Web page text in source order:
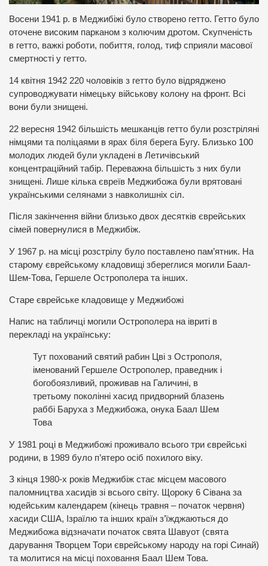
Восени 1941 р. в Меджибіжі було створено гетто. Гетто було
оточене високим парканом з колючим дротом. Скупченість
в гетто, важкі роботи, побиття, голод, тиф сприяли масової
смертності у гетто.
14 квітня 1942 220 чоловіків з гетто було відряджено
супроводжувати німецьку військову колону на фронт. Всі
вони були знищені.
22 вересня 1942 більшість мешканців гетто були розстріляні
німцями та поліцаями в ярах біля берега Бугу. Близько 100
молодих людей були укладені в Летичівський
концентраційний табір. Переважна більшість з них були
знищені. Лише кілька євреїв Меджибожа були врятовані
українськими селянами з навколишніх сіл.
Після закінчення війни близько двох десятків єврейських
сімей повернулися в Меджибіж.
У 1967 р. на місці розстрілу було поставлено пам’ятник. На
старому єврейському кладовищі збереглися могили Баал-
Шем-Това, Гершеле Острополера та інших.
Старе єврейське кладовище у Меджибожі
Напис на табличці могили Острополера на івриті в
перекладі на українську:
Тут похований святий рабин Цві з Острополя,
іменований Гершеле Острополер, праведник і
богобоязливий, проживав на Галичині, в
третьому поколінні хасид придворний блазень
раббі Баруха з Меджибожа, онука Баал Шем
Това
У 1981 році в Меджибожі проживало всього три єврейські
родини, в 1989 було п’ятеро осіб похилого віку.
З кінця 1980-х років Меджибіж стає місцем масового
паломництва хасидів зі всього світу. Щороку 6 Сівана за
юдейським календарем (кінець травня – початок червня)
хасиди США, Ізраїлю та інших країн з’їжджаються до
Меджибожа відзначати початок свята Шавуот (свята
дарування Творцем Тори єврейському народу на горі Синай)
та молитися на місці поховання Баал Шем Това.